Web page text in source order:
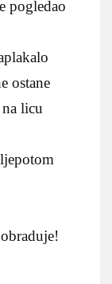
pogledao
ostane
licu